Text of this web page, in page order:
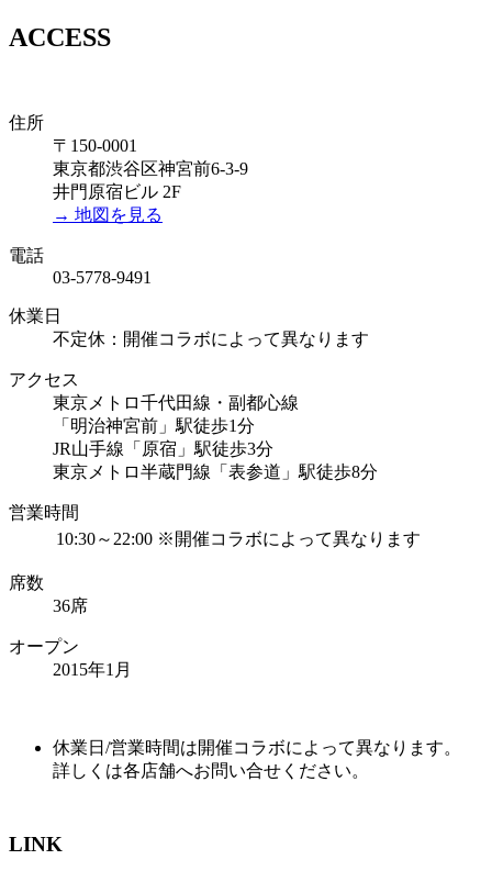
ACCESS
住所
〒150-0001
東京都渋谷区神宮前6-3-9
井門原宿ビル 2F
→ 地図を見る
電話
03-5778-9491
休業日
不定休：開催コラボによって異なります
アクセス
東京メトロ千代田線・副都心線
「明治神宮前」駅徒歩1分
JR山手線「原宿」駅徒歩3分
東京メトロ半蔵門線「表参道」駅徒歩8分
営業時間
10:30～22:00 ※開催コラボによって異なります
席数
36席
オープン
2015年1月
休業日/営業時間は開催コラボによって異なります。
詳しくは各店舗へお問い合せください。
LINK